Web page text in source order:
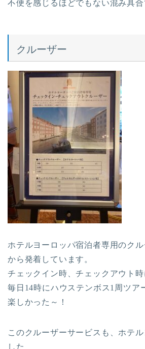
不便を感じるほどでもない混み具合
クルーザー
ホテルヨーロッパ宿泊者専用のク
から発着しています。
チェックイン時、チェックアウト時
毎日14時にハウステンボス1周ツア
楽しかった～！
このクルーザーサービスも、ホテ
した